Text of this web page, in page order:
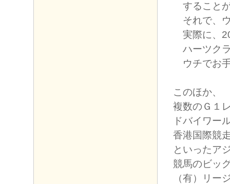
すること
それで、
実際に、
ハーツク
ウチでお
このほか、
複数のＧ１
ドバイワー
香港国際競
といったア
競馬のビッ
（有）リー